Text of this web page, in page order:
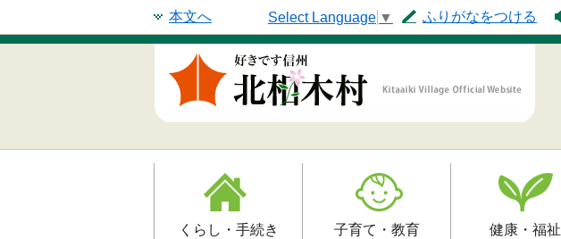
本文へ Select Language ▼ ふりがなをつける
くらし・手続き 子育て・教育 健康・福祉